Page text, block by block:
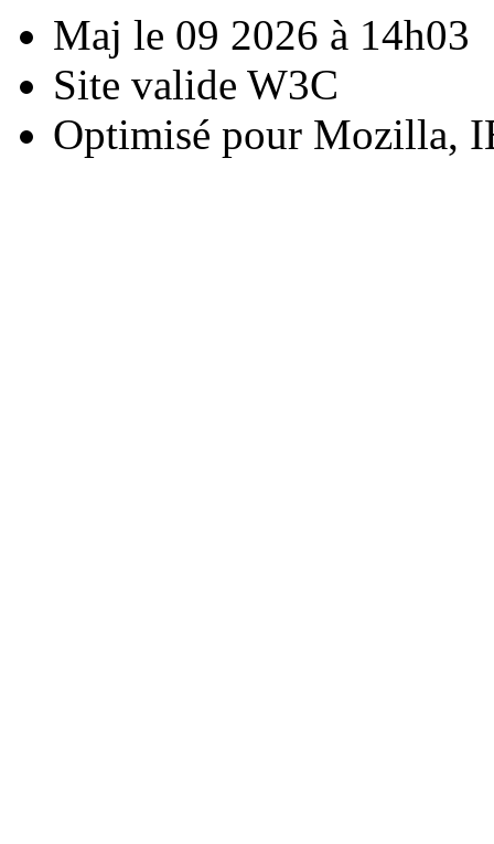
Maj le 09 2026 à 14h03
Site valide W3C
Optimisé pour Mozilla,